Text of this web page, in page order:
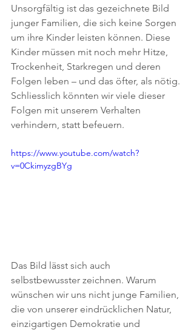
Unsorgfältig ist das gezeichnete Bild
junger Familien, die sich keine Sorgen
um ihre Kinder leisten können. Diese
Kinder müssen mit noch mehr Hitze,
Trockenheit, Starkregen und deren
Folgen leben – und das öfter, als nötig.
Schliesslich könnten wir viele dieser
Folgen mit unserem Verhalten
verhindern, statt befeuern.
https://www.youtube.com/watch?
v=0CkimyzgBYg
Das Bild lässt sich auch
selbstbewusster zeichnen. Warum
wünschen wir uns nicht junge Familien,
die von unserer eindrücklichen Natur,
einzigartigen Demokratie und